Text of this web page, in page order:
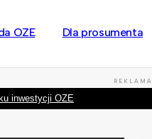
OZE Dla prosumenta
REKLAMA
inwestycji OZE